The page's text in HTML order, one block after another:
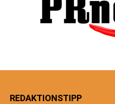
REDAKTIONSTIPP